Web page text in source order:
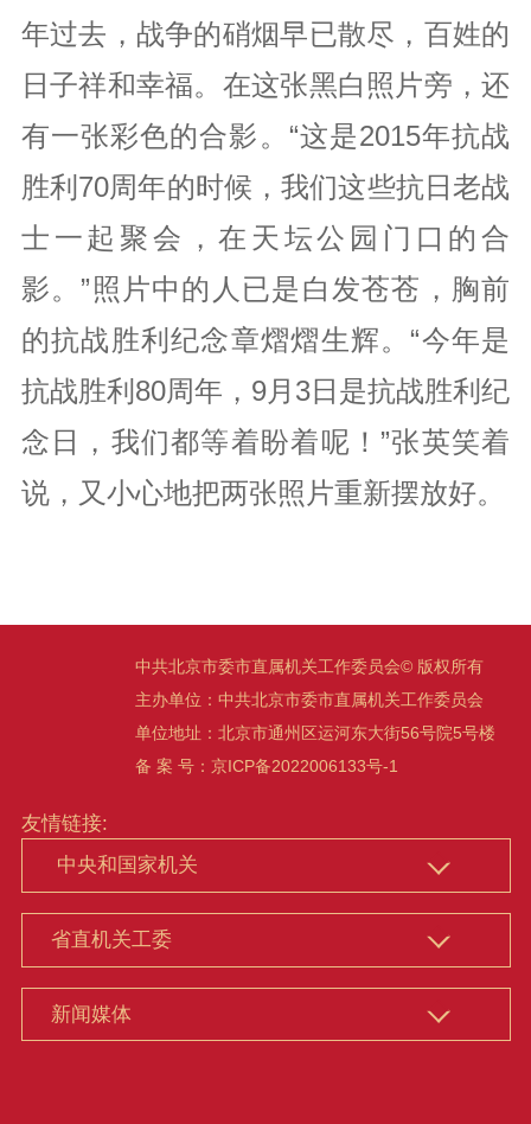
年过去，战争的硝烟早已散尽，百姓的
日子祥和幸福。在这张黑白照片旁，还
有一张彩色的合影。“这是2015年抗战
胜利70周年的时候，我们这些抗日老战
士一起聚会，在天坛公园门口的合
影。”照片中的人已是白发苍苍，胸前
的抗战胜利纪念章熠熠生辉。“今年是
抗战胜利80周年，9月3日是抗战胜利纪
念日，我们都等着盼着呢！”张英笑着
说，又小心地把两张照片重新摆放好。
中共北京市委市直属机关工作委员会© 版权所有
主办单位：中共北京市委市直属机关工作委员会
单位地址：北京市通州区运河东大街56号院5号楼
备 案 号：京ICP备2022006133号-1
友情链接: